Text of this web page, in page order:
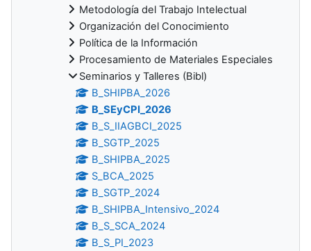
Metodología del Trabajo Intelectual
Organización del Conocimiento
Política de la Información
Procesamiento de Materiales Especiales
Seminarios y Talleres (Bibl)
B_SHIPBA_2026
B_SEyCPI_2026
B_S_IIAGBCI_2025
B_SGTP_2025
B_SHIPBA_2025
S_BCA_2025
B_SGTP_2024
B_SHIPBA_Intensivo_2024
B_S_SCA_2024
B_S_PI_2023